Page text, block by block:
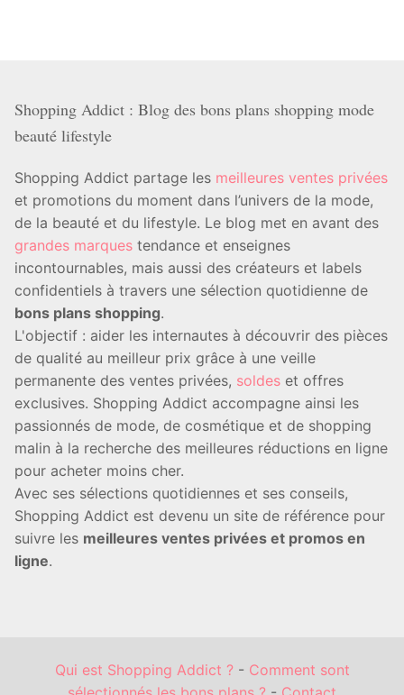
Shopping Addict : Blog des bons plans shopping mode
beauté lifestyle
Shopping Addict partage les meilleures ventes privées
et promotions du moment dans l’univers de la mode,
de la beauté et du lifestyle. Le blog met en avant des
grandes marques tendance et enseignes
incontournables, mais aussi des créateurs et labels
confidentiels à travers une sélection quotidienne de
bons plans shopping.
L'objectif : aider les internautes à découvrir des pièces
de qualité au meilleur prix grâce à une veille
permanente des ventes privées, soldes et offres
exclusives. Shopping Addict accompagne ainsi les
passionnés de mode, de cosmétique et de shopping
malin à la recherche des meilleures réductions en ligne
pour acheter moins cher.
Avec ses sélections quotidiennes et ses conseils,
Shopping Addict est devenu un site de référence pour
suivre les meilleures ventes privées et promos en
ligne.
Qui est Shopping Addict ?- Comment sont